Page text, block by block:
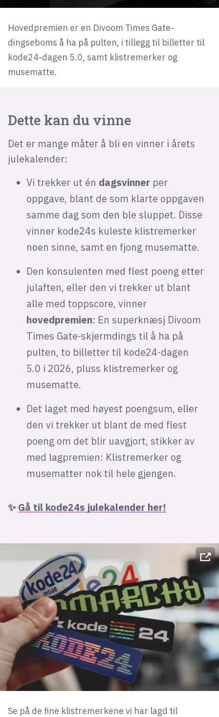
Hovedpremien er en Divoom Times Gate-
dingseboms å ha på pulten, i tillegg til billetter til
kode24-dagen 5.0, samt klistremerker og
musematte.
Dette kan du vinne
Det er mange måter å bli en vinner i årets
julekalender:
Vi trekker ut én dagsvinner per
oppgave, blant de som klarte oppgaven
samme dag som den ble sluppet. Disse
vinner kode24s kuleste klistremerker
noen sinne, samt en fjong musematte.
Den konsulenten med flest poeng etter
julaften, eller den vi trekker ut blant
alle med toppscore, vinner
hovedpremien: En superknæsj Divoom
Times Gate-skjermdings til å ha på
pulten, to billetter til kode24-dagen
5.0 i 2026, pluss klistremerker og
musematte.
Det laget med høyest poengsum, eller
den vi trekker ut blant de med flest
poeng om det blir uavgjort, stikker av
med lagpremien: Klistremerker og
musematter nok til hele gjengen.
✨ Gå til kode24s julekalender her!
Se på de fine klistremerkene vi har lagd til